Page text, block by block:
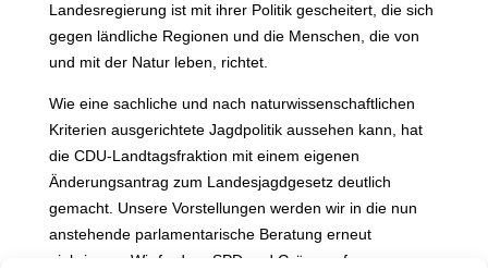
Landesregierung ist mit ihrer Politik gescheitert, die sich
gegen ländliche Regionen und die Menschen, die von
und mit der Natur leben, richtet.
Wie eine sachliche und nach naturwissenschaftlichen
Kriterien ausgerichtete Jagdpolitik aussehen kann, hat
die CDU-Landtagsfraktion mit einem eigenen
Änderungsantrag zum Landesjagdgesetz deutlich
gemacht. Unsere Vorstellungen werden wir in die nun
anstehende parlamentarische Beratung erneut
einbringen. Wir fordern SPD und Grüne auf, unseren